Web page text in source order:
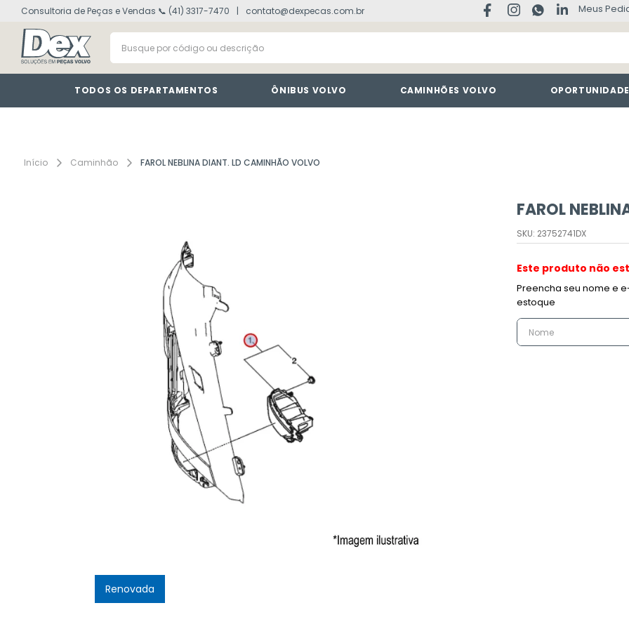
Consultoria de Peças e Vendas 📞 (41) 3317-7470 contato@dexpecas.com.br Meus
Busque por código ou descrição
TODOS OS DEPARTAMENTOS ÔNIBUS VOLVO CAMINHÕES VOLVO
Caminhão FAROL NEBLINA DIANT. LD CAMINHÃO VOLVO
Renovada
FAROL
SKU: 23752741DX
Este produto não
1º volvo fh
3º vm
4º farol
5º defletor
7 interruptor